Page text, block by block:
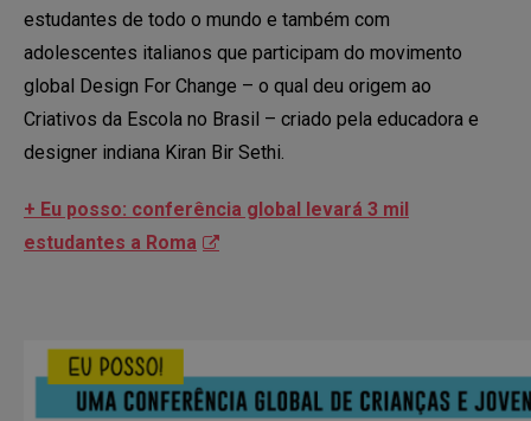
estudantes de todo o mundo e também com
adolescentes italianos que participam do movimento
global Design For Change – o qual deu origem ao
Criativos da Escola no Brasil – criado pela educadora e
designer indiana Kiran Bir Sethi.
+ Eu posso: conferência global levará 3 mil
estudantes a Roma